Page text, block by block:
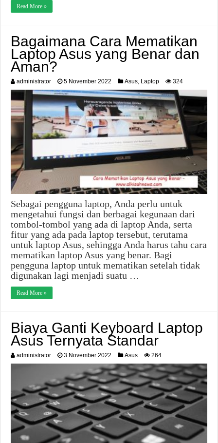
Read More »
Bagaimana Cara Mematikan
Laptop Asus yang Benar dan
Aman?
administrator 5 November 2022 Asus Laptop 324
Sebagai pengguna laptop, Anda perlu untuk
mengetahui fungsi dan berbagai kegunaan dari
tombol-tombol yang ada di laptop Anda, serta
fitur yang ada pada laptop tersebut, terutama
untuk laptop Asus, sehingga Anda harus tahu cara
mematikan laptop Asus yang benar. Bagi
pengguna laptop untuk mematikan setelah tidak
digunakan lagi menjadi suatu …
Read More »
Biaya Ganti Keyboard Laptop
Asus Ternyata Standar
administrator 3 November 2022 Asus 264